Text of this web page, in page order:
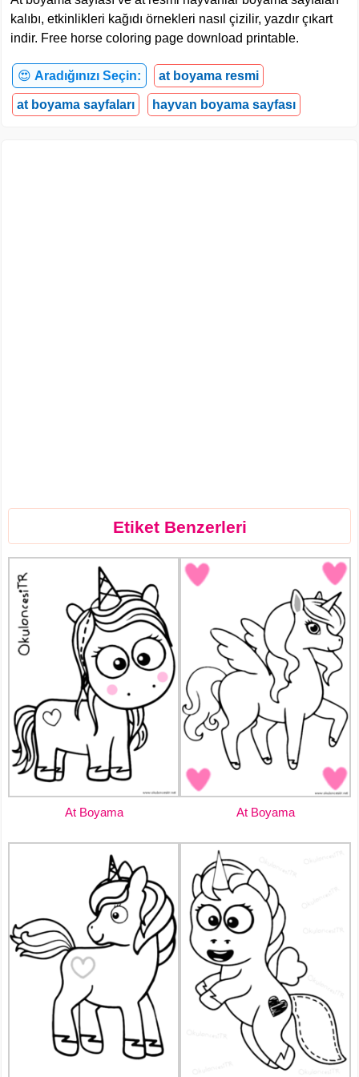
kalıbı, etkinlikleri kağıdı örnekleri nasıl çizilir, yazdır çıkart
indir. Free horse coloring page download printable.
😍 Aradığınızı Seçin: at boyama resmi
at boyama sayfaları hayvan boyama sayfası
Etiket Benzerleri
At Boyama At Boyama